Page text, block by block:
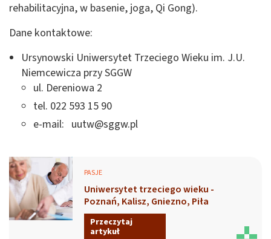
rehabilitacyjna, w basenie, joga, Qi Gong).
Dane kontaktowe:
Ursynowski Uniwersytet Trzeciego Wieku im. J.U.
Niemcewicza przy SGGW
ul. Dereniowa 2
tel. 022 593 15 90
e-mail: uutw@sggw.pl
PASJE
Uniwersytet trzeciego wieku -
Poznań, Kalisz, Gniezno, Piła
Przeczytaj
artykuł